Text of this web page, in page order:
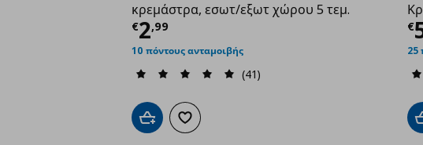
κρεμάστρα, εσωτ/εξωτ χώρου 5 τεμ.
€2,99
Τρέχουσα τιμή
10 πόντους ανταμοιβής
(41)
Προσθήκη στο καλάθι
Προσθήκη στα αγαπημένα
€
25